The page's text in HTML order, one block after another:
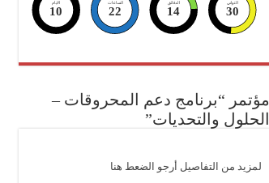
الايام
10
الساعات
22
الدقائق
14
الثواني
29
مؤتمر “برنامج دعم المحروقات –
الحلول والتحديات”
لمزيد من التفاصيل أرجو الضعط هنا